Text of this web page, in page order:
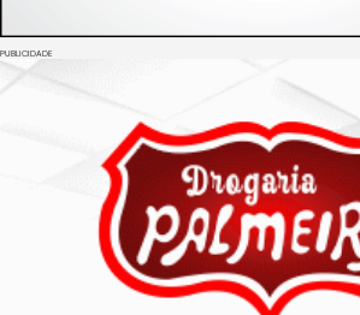
PUBLICIDADE